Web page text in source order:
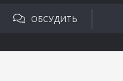
ОБСУДИТЬ